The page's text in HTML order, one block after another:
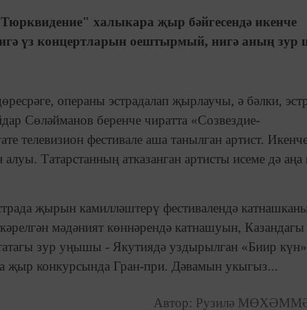
халыкара җыр бәйгесендә икенче
үз концертларын оештырмый, нигә аның зур
операны эстрадалап җырлаучы, ә бәлки,
Сөләйманов беренче чиратта «Созвездие-
телевизион фестивале аша танылган артист.
Татарстанның атказанган артисты исеме дә
җырын камилләштерү фестивалендә
мәдәният көннәрендә катнашуын, Казандагы
зур уңышы - Якутиядә уздырылган «Биир
җыр конкурсында Гран-при. Дәвамын укыгыз...
Автор: Рузилә